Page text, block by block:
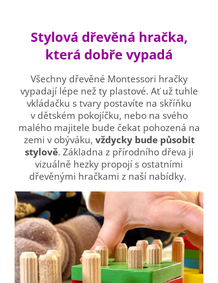
Stylová dřevěná hračka,
která dobře vypadá
Všechny dřevěné Montessori hračky
vypadají lépe než ty plastové. Ať už tuhle
vkládačku s tvary postavíte na skříňku
v dětském pokojíčku, nebo na svého
malého majitele bude čekat pohozená na
zemi v obýváku, vždycky bude působit
stylově. Základna z přírodního dřeva ji
vizuálně hezky propojí s ostatními
dřevěnými hračkami z naší nabídky.